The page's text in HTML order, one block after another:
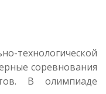
соревнования
В олимпиаде